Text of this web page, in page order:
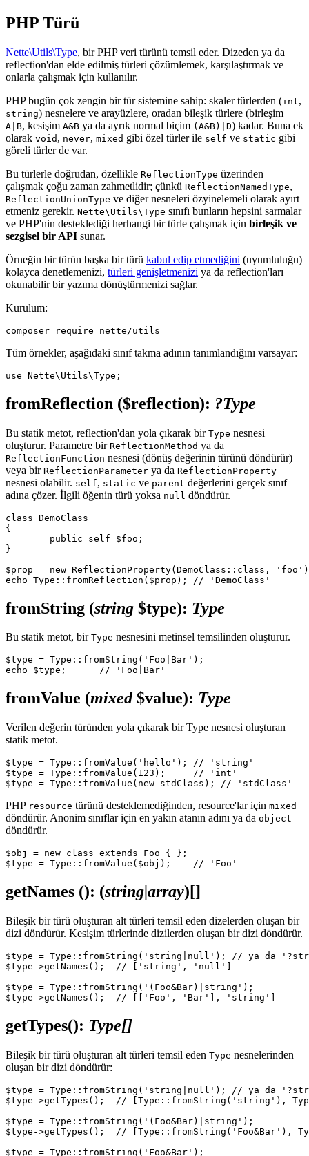
PHP Türü
Nette\Utils\Type, bir PHP veri türünü temsil eder. Dizeden ya da
reflection'dan elde edilmiş türleri çözümlemek, karşılaştırmak ve
onlarla çalışmak için kullanılır.
PHP bugün çok zengin bir tür sistemine sahip: skaler türlerden (int,
string) nesnelere ve arayüzlere, oradan bileşik türlere (birleşim
A|B, kesişim A&B ya da ayrık normal biçim (A&B)|D) kadar. Buna ek
olarak void , never, mixed gibi özel türler ile self ve static gibi
göreli türler de var.
Bu türlerle doğrudan, özellikle ReflectionType üzerinden
çalışmak çoğu zaman zahmetlidir; çünkü ReflectionNamedType,
ReflectionUnionType ve diğer nesneleri özyinelemeli olarak ayırt
etmeniz gerekir. Nette\Utils\Type sınıfı bunların hepsini sarmalar
ve PHP'nin desteklediği herhangi bir türle çalışmak için birleşik ve
sezgisel bir API sunar.
Örneğin bir türün başka bir türü kabul edip etmediğini (uyumluluğu)
kolayca denetlemenizi, türleri genişletmenizi ya da reflection'ları
okunabilir bir yazıma dönüştürmenizi sağlar.
Kurulum:
Tüm örnekler, aşağıdaki sınıf takma adının tanımlandığını varsayar:
fromReflection ($reflection): ?Type
Bu statik metot, reflection'dan yola çıkarak bir Type nesnesi
oluşturur. Parametre bir ReflectionMethod ya da
ReflectionFunction nesnesi (dönüş değerinin türünü döndürür)
veya bir ReflectionParameter ya da ReflectionProperty
nesnesi olabilir. self, static ve parent değerlerini gerçek sınıf
adına çözer. İlgili öğenin türü yoksa null döndürür.
class DemoClass
{
}
$prop = new ReflectionProperty(DemoClass::class,
fromString (string $type): Type
Bu statik metot, bir Type nesnesini metinsel temsilinden oluşturur.
$type = Type::fromString('Foo|Bar');
fromValue (mixed$value): Type
Verilen değerin türünden yola çıkarak bir Type nesnesi oluşturan
statik metot.
$type = Type::fromValue('hello'); // 'string'
$type = Type::fromValue(123);     // 'int'
PHP resource türünü desteklemediğinden, resource'lar için mixed
döndürür. Anonim sınıflar için en yakın atanın adını ya da object
döndürür.
$obj = new class extends Foo { };
getNames (): (string|array)[]
Bileşik bir türü oluşturan alt türleri temsil eden dizelerden oluşan bir
dizi döndürür. Kesişim türlerinde dizilerden oluşan bir dizi döndürür.
$type = Type::fromString('string|null'); // ya da
$type->getNames();  // ['string', 'null']
$type = Type::fromString('(Foo&Bar)|string');
getTypes(): Type[]
Bileşik bir türü oluşturan alt türleri temsil eden Type nesnelerinden
oluşan bir dizi döndürür:
$type = Type::fromString('string|null'); // ya da
$type->getTypes();  // [Type::fromString('string'),
$type = Type::fromString('(Foo&Bar)|string');
$type->getTypes();  // [Type::fromString('Foo&Bar'),
$type = Type::fromString('Foo&Bar');